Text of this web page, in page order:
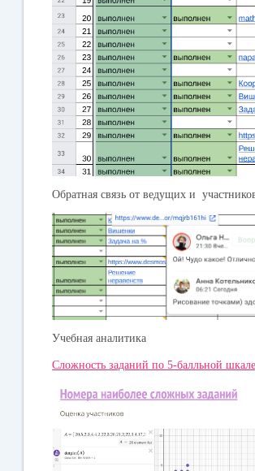
Обратная связь от ведущих и
Учебная аналитика
Сложность заданий по 5-балльной